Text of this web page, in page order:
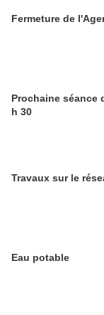
Fermeture de
Prochaine séance
h 30
Travaux sur le
Eau potable